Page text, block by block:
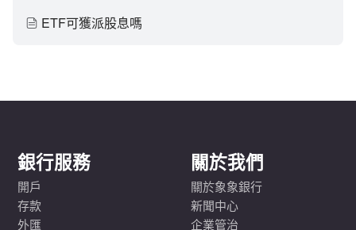
ETF可獲派股息嗎
銀行服務
開戶
存款
外匯
關於我們
關於象象銀行
新聞中心
企業管治